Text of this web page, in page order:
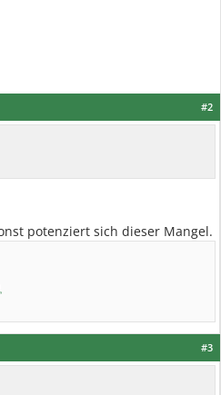
#2
potenziert sich dieser Mangel.
#3